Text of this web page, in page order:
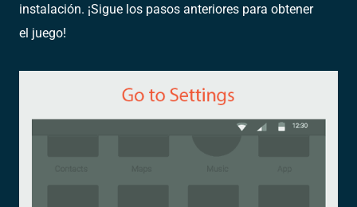
instalación. ¡Sigue los pasos anteriores para obtener
el juego!